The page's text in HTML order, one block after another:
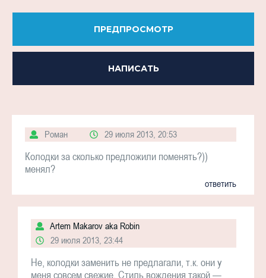
ПРЕДПРОСМОТР
НАПИСАТЬ
Роман 29 июля 2013, 20:53
Колодки за сколько предложили поменять?))
менял?
ответить
Artem Makarov aka Robin
29 июля 2013, 23:44
Не, колодки заменить не предлагали, т.к. они у
меня совсем свежие. Стиль вождения такой —